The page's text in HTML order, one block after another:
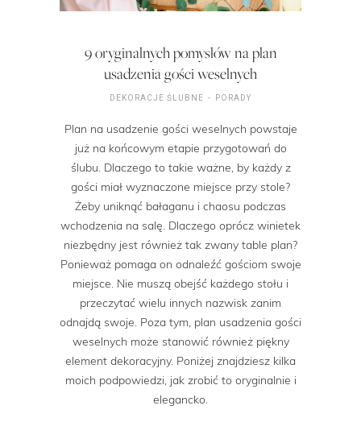
9 oryginalnych pomysłów na plan
usadzenia gości weselnych
DEKORACJE ŚLUBNE PORADY
Plan na usadzenie gości weselnych powstaje
już na końcowym etapie przygotowań do
ślubu. Dlaczego to takie ważne, by każdy z
gości miał wyznaczone miejsce przy stole?
Żeby uniknąć bałaganu i chaosu podczas
wchodzenia na salę. Dlaczego oprócz winietek
niezbędny jest również tak zwany table plan?
Ponieważ pomaga on odnaleźć gościom swoje
miejsce. Nie muszą obejść każdego stołu i
przeczytać wielu innych nazwisk zanim
odnajdą swoje. Poza tym, plan usadzenia gości
weselnych może stanowić również piękny
element dekoracyjny. Poniżej znajdziesz kilka
moich podpowiedzi, jak zrobić to oryginalnie i
elegancko.